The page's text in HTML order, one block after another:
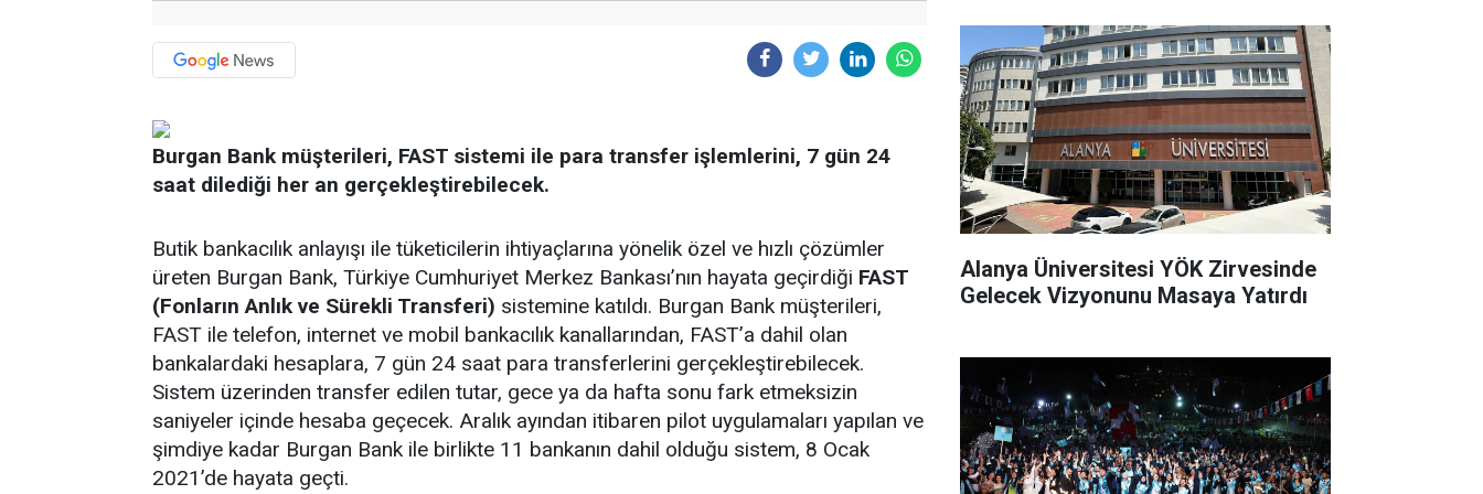
Burgan Bank müşterileri, FAST sistemi ile para transfer işlemlerini, 7 gün 24
saat dilediği her an gerçekleştirebilecek.
Butik bankacılık anlayışı ile tüketicilerin ihtiyaçlarına yönelik özel ve hızlı çözümler
üreten Burgan Bank, Türkiye Cumhuriyet Merkez Bankası’nın hayata geçirdiği FAST
(Fonların Anlık ve Sürekli Transferi) sistemine katıldı. Burgan Bank müşterileri,
FAST ile telefon, internet ve mobil bankacılık kanallarından, FAST’a dahil olan
bankalardaki hesaplara, 7 gün 24 saat para transferlerini gerçekleştirebilecek.
Sistem üzerinden transfer edilen tutar, gece ya da hafta sonu fark etmeksizin
saniyeler içinde hesaba geçecek. Aralık ayından itibaren pilot uygulamaları yapılan ve
şimdiye kadar Burgan Bank ile birlikte 11 bankanın dahil olduğu sistem, 8 Ocak
2021’de hayata geçti.
Alanya Üniversitesi YÖK Zirvesinde
Gelecek Vizyonunu Masaya Yatırdı